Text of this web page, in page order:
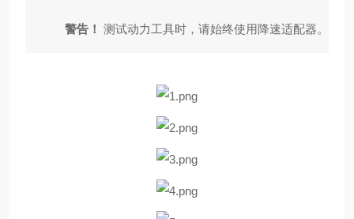
警告！ 测试动力工具时，请始终使用降速适配器。